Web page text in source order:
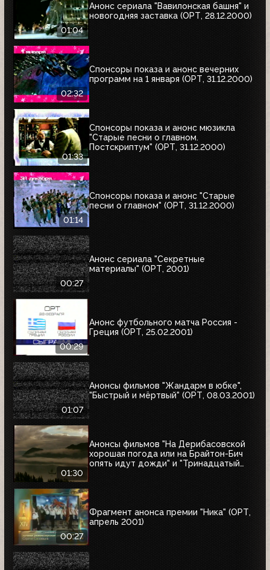
01:04
Анонс сериала "Вавилонская башня" и
новогодняя заставка (ОРТ, 28.12.2000)
02:32
Спонсоры показа и анонс вечерних
программ на 1 января (ОРТ, 31.12.2000)
01:33
Спонсоры показа и анонс мюзикла
"Старые песни о главном.
Постскриптум" (ОРТ, 31.12.2000)
01:14
Спонсоры показа и анонс "Старые
песни о главном" (ОРТ, 31.12.2000)
00:27
Анонс сериала "Секретные
материалы" (ОРТ, 2001)
00:29
Анонс футбольного матча Россия -
Греция (ОРТ, 25.02.2001)
01:07
Анонсы фильмов "Жандарм в юбке",
"Быстрый и мёртвый" (ОРТ, 08.03.2001)
01:30
Анонсы фильмов "На Дерибасовской
хорошая погода или на Брайтон-Бич
опять идут дожди" и "Тринадцатый
00:27
Фрагмент анонса премии "Ника" (ОРТ,
апрель 2001)